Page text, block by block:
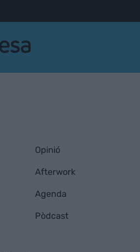
Opinió
Afterwork
Agenda
Pòdcast